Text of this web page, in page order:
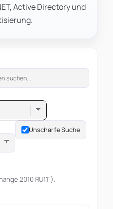
Active Directory und
Unscharfe Suche
2010 RU11").